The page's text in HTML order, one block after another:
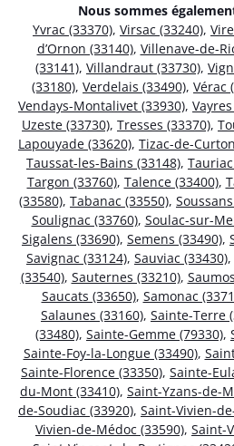
Nous sommes
Yvrac (33370), Virsac (33240),
d’Ornon (33140), Villenave-de-
(33141), Villandraut (33730),
(33180), Verdelais (33490), Vérac
Vendays-Montalivet (33930),
Uzeste (33730), Tresses (33370),
Lapouyade (33620), Tizac-de-
Taussat-les-Bains (33148),
Targon (33760), Talence (33400),
(33580), Tabanac (33550),
Soulignac (33760), Soulac-sur-
Sigalens (33690), Semens (33490),
Savignac (33124), Sauviac (33430),
(33540), Sauternes (33210),
Saucats (33650), Samonac
Salaunes (33160), Sainte-Terre
(33480), Sainte-Gemme (79330),
Sainte-Foy-la-Longue (33490),
Sainte-Florence (33350), Sainte-
du-Mont (33410), Saint-Yzans-de-
de-Soudiac (33920), Saint-Vivien-
Vivien-de-Médoc (33590), Saint-